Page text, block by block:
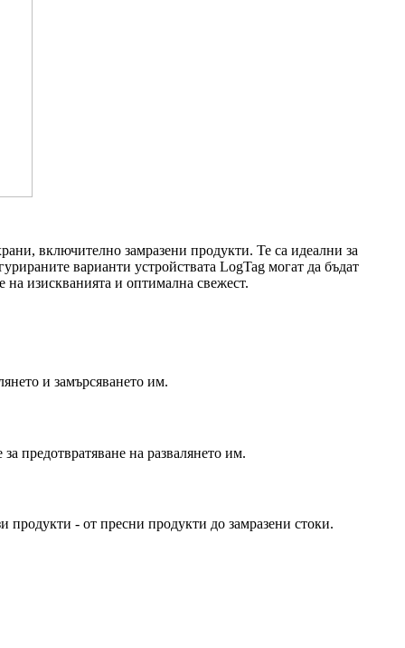
включително замразени продукти. Те са идеални за
варианти устройствата LogTag могат да бъдат
на изискванията и оптимална свежест.
и замърсяването им.
предотвратяване на развалянето им.
продукти - от пресни продукти до замразени стоки.